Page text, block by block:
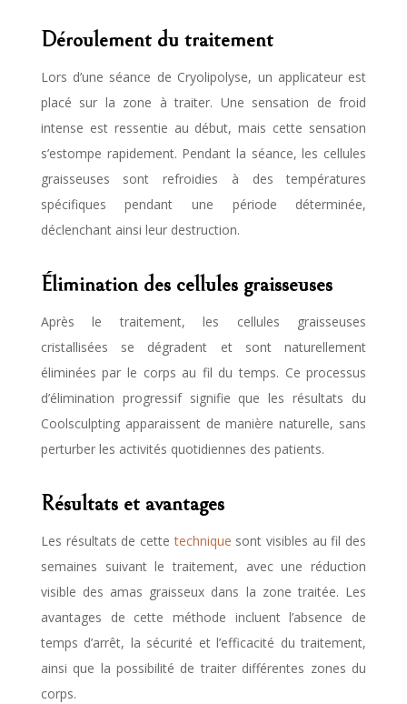
Déroulement du traitement
Lors d’une séance de Cryolipolyse, un applicateur est
placé sur la zone à traiter. Une sensation de froid
intense est ressentie au début, mais cette sensation
s’estompe rapidement. Pendant la séance, les cellules
graisseuses sont refroidies à des températures
spécifiques pendant une période déterminée,
déclenchant ainsi leur destruction.
Élimination des cellules graisseuses
Après le traitement, les cellules graisseuses
cristallisées se dégradent et sont naturellement
éliminées par le corps au fil du temps. Ce processus
d’élimination progressif signifie que les résultats du
Coolsculpting apparaissent de manière naturelle, sans
perturber les activités quotidiennes des patients.
Résultats et avantages
Les résultats de cettetechnique sont visibles au fil des
semaines suivant le traitement, avec une réduction
visible des amas graisseux dans la zone traitée. Les
avantages de cette méthode incluent l’absence de
temps d’arrêt, la sécurité et l’efficacité du traitement,
ainsi que la possibilité de traiter différentes zones du
corps.